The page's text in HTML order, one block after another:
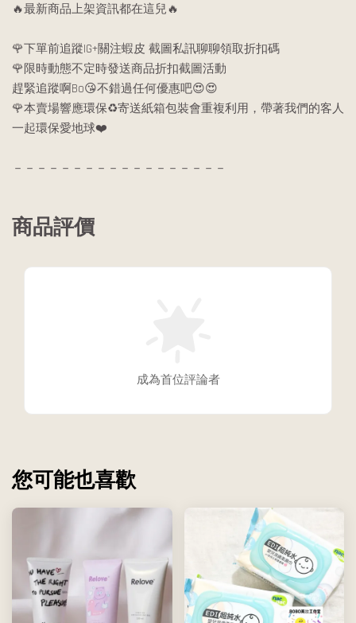
🔥最新商品上架資訊都在這兒🔥
🌹下單前追蹤IG+關注蝦皮 截圖私訊聊聊領取折扣碼
🌹限時動態不定時發送商品折扣截圖活動
趕緊追蹤啊Bo😘不錯過任何優惠吧😍😍
🌹本賣場響應環保♻️寄送紙箱包裝會重複利用，帶著我們的客人
一起環保愛地球❤️
－－－－－－－－－－－－－－－－－－
商品評價
成為首位評論者
您可能也喜歡